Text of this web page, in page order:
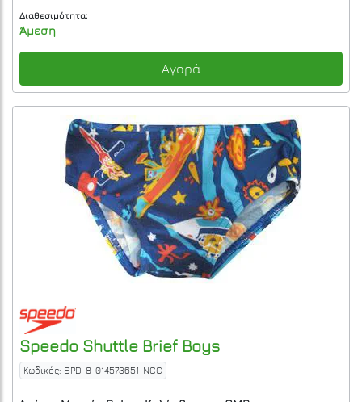
Διαθεσιμότητα:
Άμεση
Αγορά
Speedo Shuttle Brief Boys
Κωδικός: SPD-8-014573651-NCC